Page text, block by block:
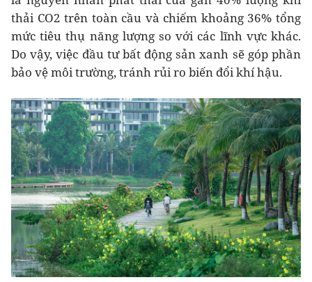
thải CO2 trên toàn cầu và chiếm khoảng 36% tổng
mức tiêu thụ năng lượng so với các lĩnh vực khác.
Do vậy, việc đầu tư bất động sản xanh sẽ góp phần
bảo vệ môi trường, tránh rủi ro biến đổi khí hậu.